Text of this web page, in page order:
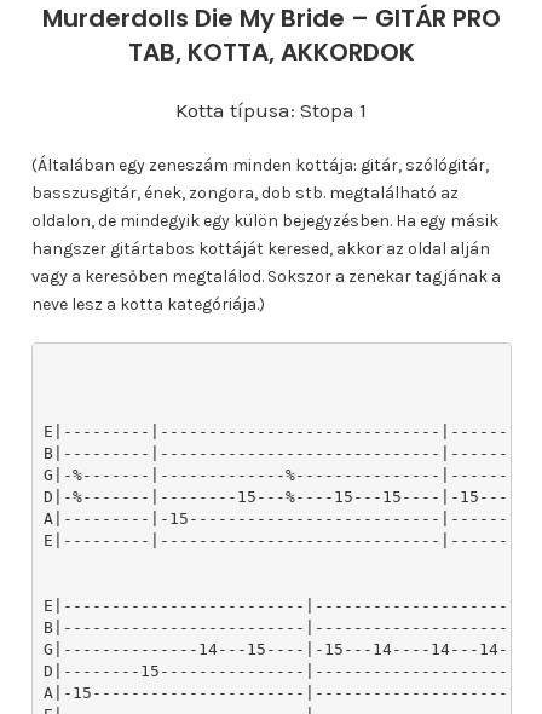
Murderdolls Die My Bride – GITÁR PRO
TAB, KOTTA, AKKORDOK
Kotta típusa: Stopa 1
(Általában egy zeneszám minden kottája: gitár, szólógitár,
basszusgitár, ének, zongora, dob stb. megtalálható az
oldalon, de mindegyik egy külön bejegyzésben. Ha egy másik
hangszer gitártabos kottáját keresed, akkor az oldal alján
vagy a keresőben megtalálod. Sokszor a zenekar tagjának a
neve lesz a kotta kategóriája.)
E|---------|-----------------------------
B|---------|-----------------------------
G|-%-------|-------------%---------------
D|-%-------|--------15---%----15---15----|-
A|---------|-15--------------------------
E|---------|-----------------------------
E|-------------------------
B|-------------------------
G|--------------14---15----|-15---14----14---14----
D|--------15---------------
A|-15----------------------